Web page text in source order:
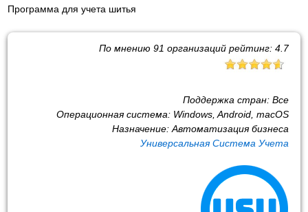
Программа для учета шитья
По мнению 91 организаций рейтинг: 4.7
Поддержка стран: Все
Операционная система: Windows, Android, macOS
Назначение: Автоматизация бизнеса
Универсальная Система Учета